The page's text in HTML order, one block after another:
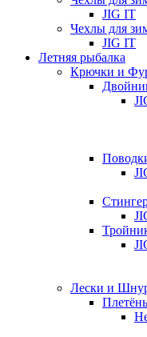
JIG IT
Чехлы для
JIG IT
Летняя рыбалка
Крючки и
Лески и